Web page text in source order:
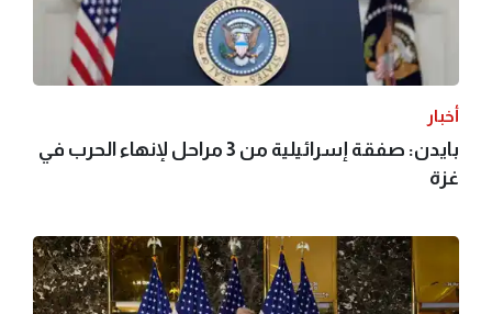
أخبار
بايدن: صفقة إسرائيلية من 3 مراحل لإنهاء الحرب في
غزة